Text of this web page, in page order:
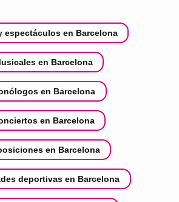
espectáculos en Barcelona
en Barcelona
en Barcelona
en Barcelona
en Barcelona
deportivas en Barcelona